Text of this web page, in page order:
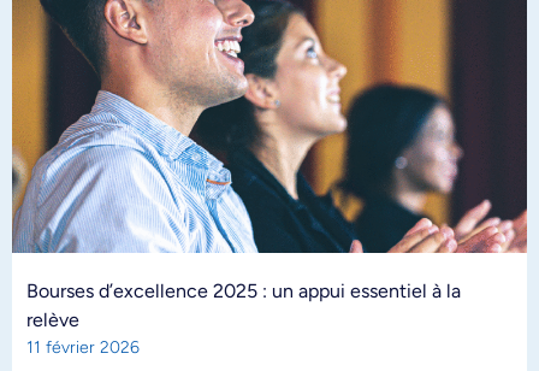
Bourses d’excellence 2025 : un appui essentiel à la
relève
11 février 2026